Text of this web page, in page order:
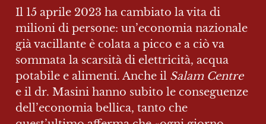
Il 15 aprile 2023 ha cambiato la vita di
milioni di persone: un’economia nazionale
già vacillante è colata a picco e a ciò va
sommata la scarsità di elettricità, acqua
potabile e alimenti. Anche il Salam Centre
e il dr. Masini hanno subito le conseguenze
dell’economia bellica, tanto che